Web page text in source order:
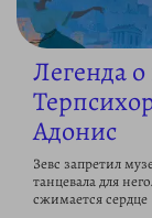
Легенда
Адонис
Зевс запретил
танцевала для
сжимается сердце